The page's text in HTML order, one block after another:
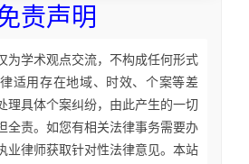
责声明
为学术观点交流，不构成任何形式
适用存在地域、时效、个案等差
理具体个案纠纷，由此产生的一切
全责。如您有相关法律事务需要办
业律师获取针对性法律意见。本站